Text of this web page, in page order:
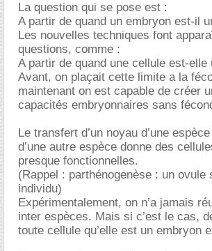
La question qui se pose est :
A partir de quand un embryon est-il
Les nouvelles techniques font
questions, comme :
A partir de quand une cellule est-elle
Avant, on plaçait cette limite a la
maintenant on est capable de créer
capacités embryonnaires sans
Le transfert d’un noyau d’une
d’une autre espèce donne des
presque fonctionnelles.
(Rappel : parthénogenèse : un ovule
individu)
Expérimentalement, on n’a jamais
inter espèces. Mais si c’est le cas,
toute cellule qu’elle est un embryon